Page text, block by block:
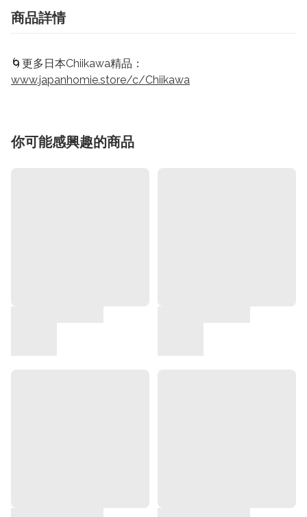
商品詳情
🌀更多日本Chiikawa精品：
www.japanhomie.store/c/Chiikawa
你可能感興趣的商品